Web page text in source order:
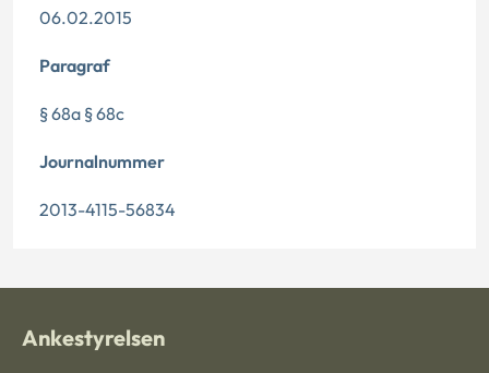
06.02.2015
Paragraf
§ 68a § 68c
Journalnummer
2013-4115-56834
Ankestyrelsen